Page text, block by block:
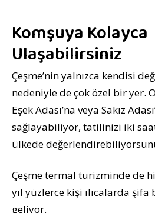
Komşuya Kolayca
Ulaşabilirsiniz
Çeşme’nin yalnızca kendisi
nedeniyle de çok özel bir yer.
Eşek Adası’na veya Sakız
sağlayabiliyor, tatilinizi iki
ülkede
Çeşme termal turizminde de
yıl yüzlerce kişi ılıcalarda
geliyor.